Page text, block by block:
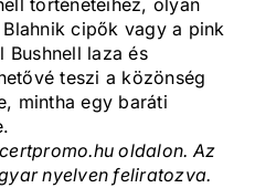
történeteihez, olyan
cipők vagy a pink
Bushnell laza és
teszi a közönség
mintha egy baráti
oldalon. Az
nyelven feliratozva.